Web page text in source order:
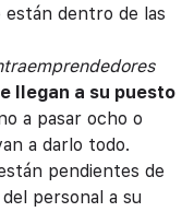
dentro de las
llegan a su puesto
a pasar ocho o
a darlo todo.
pendientes de
personal a su